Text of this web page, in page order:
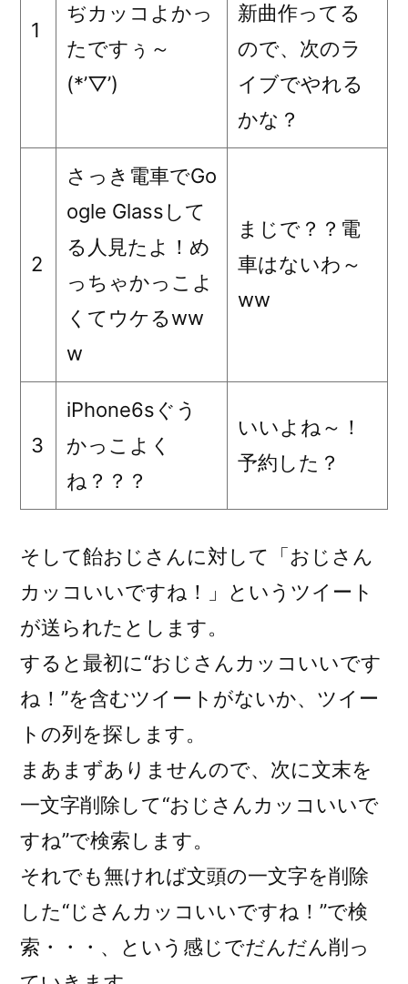
1
ぢカッコよかっ
たですぅ～
(*’▽’)
新曲作ってる
ので、次のラ
イブでやれる
かな？
2
さっき電車でGo
ogle Glassして
る人見たよ！め
っちゃかっこよ
くてウケるww
w
まじで？？電
車はないわ～
ww
3
iPhone6sぐう
かっこよく
ね？？？
いいよね～！
予約した？
そして飴おじさんに対して「おじさん
カッコいいですね！」というツイート
が送られたとします。
すると最初に“おじさんカッコいいです
ね！”を含むツイートがないか、ツイー
トの列を探します。
まあまずありませんので、次に文末を
一文字削除して“おじさんカッコいいで
すね”で検索します。
それでも無ければ文頭の一文字を削除
した“じさんカッコいいですね！”で検
索・・・、という感じでだんだん削っ